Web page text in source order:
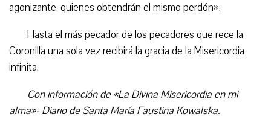
agonizante, quienes obtendrán el mismo perdón».
Hasta el más pecador de los pecadores que rece la
Coronilla una sola vez recibirá la gracia de la Misericordia
infinita.
Con información de «La Divina Misericordia en mi
alma»- Diario de Santa María Faustina Kowalska.